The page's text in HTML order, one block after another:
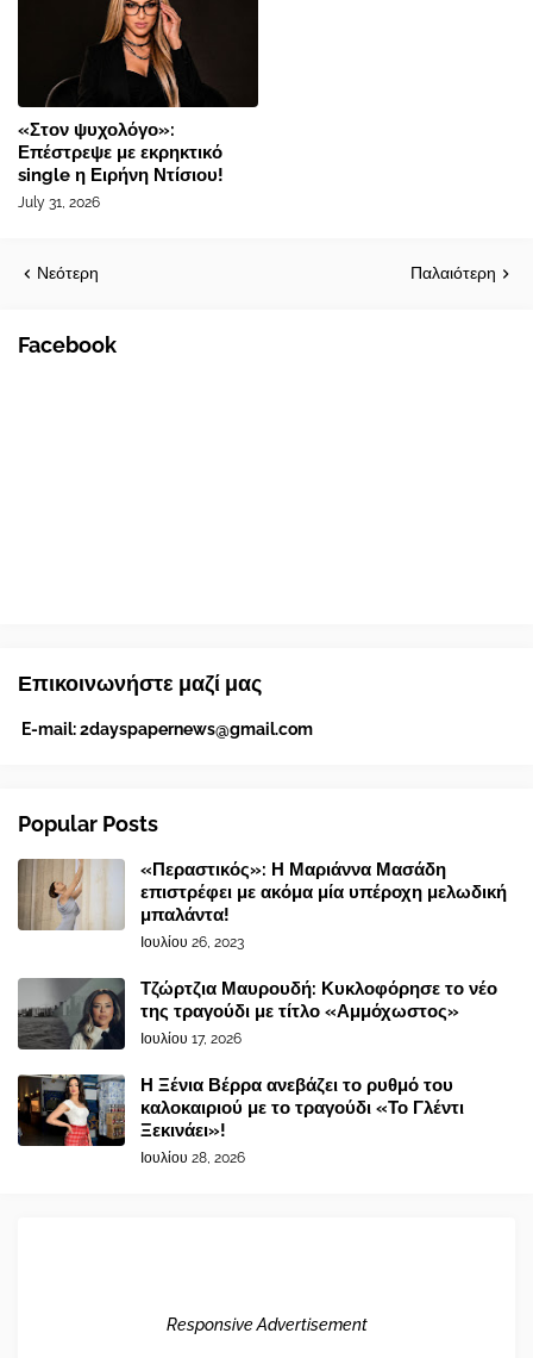
«Στον ψυχολόγο»:
Επέστρεψε με εκρηκτικό
single η Ειρήνη Ντίσιου!
July 31, 2026
Νεότερη Παλαιότερη
Facebook
Επικοινωνήστε μαζί μας
E-mail:2dayspapernews@gmail.com
Popular Posts
«Περαστικός»: Η Μαριάννα Μασάδη
επιστρέφει με ακόμα μία υπέροχη μελωδική
μπαλάντα!
Ιουλίου 26, 2023
Τζώρτζια Μαυρουδή: Κυκλοφόρησε το νέο
της τραγούδι με τίτλο «Αμμόχωστος»
Ιουλίου 17, 2026
Η Ξένια Βέρρα ανεβάζει το ρυθμό του
καλοκαιριού με το τραγούδι «Το Γλέντι
Ξεκινάει»!
Ιουλίου 28, 2026
Responsive Advertisement